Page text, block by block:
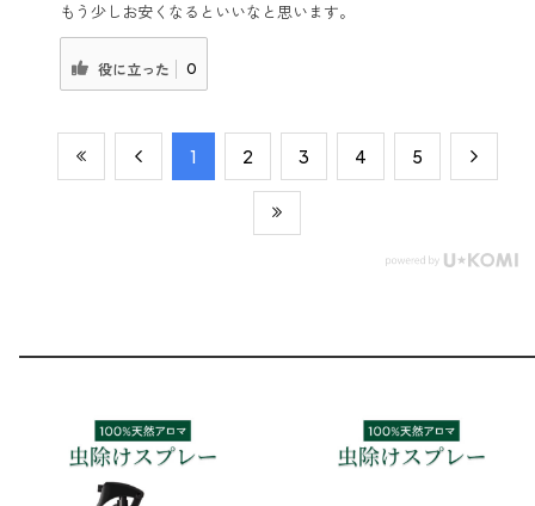
もう少しお安くなるといいなと思います。
役に立った 0
​1 ​2 ​3 ​4 ​5